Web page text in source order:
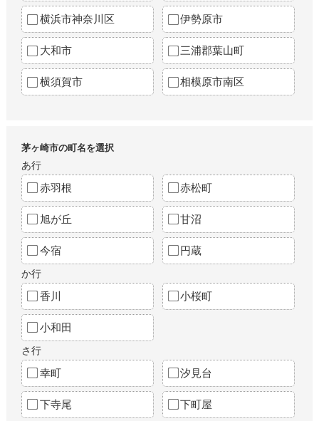
横浜市神奈川区 伊勢原市
大和市 三浦郡葉山町
横須賀市 相模原市南区
茅ヶ崎市の町名を選択
あ行
赤羽根 赤松町
旭が丘 甘沼
今宿 円蔵
か行
香川 小桜町
小和田
さ行
幸町 汐見台
下寺尾 下町屋